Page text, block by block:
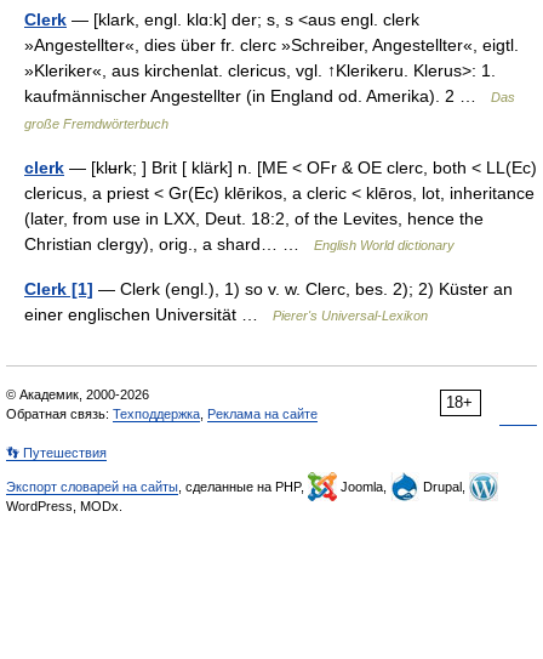
Clerk — [klark, engl. klɑ:k] der; s, s <aus engl. clerk
»Angestellter«, dies über fr. clerc »Schreiber, Angestellter«, eigtl.
»Kleriker«, aus kirchenlat. clericus, vgl. ↑Klerikeru. Klerus>: 1.
kaufmännischer Angestellter (in England od. Amerika). 2 …
Das
große Fremdwörterbuch
clerk — [klʉrk; ] Brit [ klärk] n. [ME < OFr & OE clerc, both < LL(Ec)
clericus, a priest < Gr(Ec) klērikos, a cleric < klēros, lot, inheritance
(later, from use in LXX, Deut. 18:2, of the Levites, hence the
Christian clergy), orig., a shard… …
English World dictionary
Clerk [1] — Clerk (engl.), 1) so v. w. Clerc, bes. 2); 2) Küster an
einer englischen Universität …
Pierer's Universal-Lexikon
18+
© Академик, 2000-2026
Обратная связь: Техподдержка Реклама на сайте
👣 Путешествия
Экспорт словарей на сайты , сделанные на PHP, Joomla,
Drupal,
WordPress, MODx.